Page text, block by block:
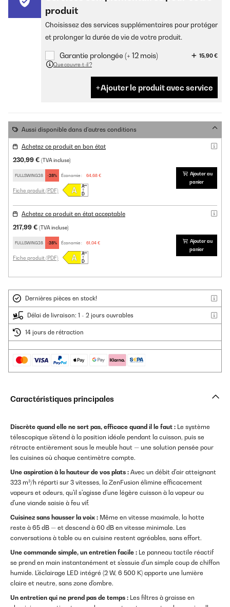
produit
Choisissez des services supplémentaires pour protéger
et prolonger la durée de vie de votre produit.
Garantie prolongée (+ 12 mois)
15,90 €
Que couvre-t-il ?
Ajouter le produit avec service
Aussi disponible dans d'autres conditions
Achetez ce produit en bon état
230,99 € (TVA incluse)
FULLSWING28 -28% Économie : 64,68 €
Fiche produit (PDF)
Ajouter au
panier
Achetez ce produit en état acceptable
217,99 € (TVA incluse)
FULLSWING28 -28% Économie : 61,04 €
Fiche produit (PDF)
Ajouter au
panier
Dernières pièces en stock!
Délai de livraison: 1 - 2 jours ouvrables
14 jours de rétraction
Caractéristiques principales
Discrète quand elle ne sert pas, efficace quand il le faut : Le système
télescopique s'étend à la position idéale pendant la cuisson, puis se
rétracte entièrement sous le meuble haut — une solution pensée pour
les cuisines où chaque centimètre compte.
Une aspiration à la hauteur de vos plats : Avec un débit d'air atteignant
323 m³/h réparti sur 3 vitesses, la ZenFusion élimine efficacement
vapeurs et odeurs, qu'il s'agisse d'une légère cuisson à la vapeur ou
d'une viande saisie à feu vif.
Cuisinez sans hausser la voix : Même en vitesse maximale, la hotte
reste à 65 dB — et descend à 60 dB en vitesse minimale. Les
conversations à table ou en cuisine restent agréables, sans effort.
Une commande simple, un entretien facile : Le panneau tactile réactif
se prend en main instantanément et s'essuie d'un simple coup de chiffon
humide. L'éclairage LED intégré (2 W, 6 500 K) apporte une lumière
claire et neutre, sans zone d'ombre.
Un entretien qui ne prend pas de temps : Les filtres à graisse en